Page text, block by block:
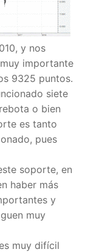
y nos
importante
9325 puntos.
siete
o bien
es tanto
pues
soporte, en
haber más
y
muy
muy difícil